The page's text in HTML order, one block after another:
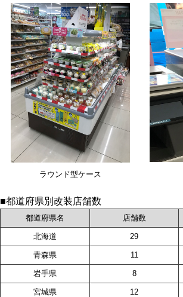
ラウンド型ケース
■都道府県別改装店舗数
都道府県名 店舗数
北海道 29
青森県 11
岩手県 8
宮城県 12